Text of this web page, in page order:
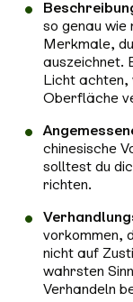
so genau wie
Merkmale,
auszeichnet.
Licht achten,
Oberfläche
chinesische
solltest du
richten.
vorkommen,
nicht auf
wahrsten
Verhandeln